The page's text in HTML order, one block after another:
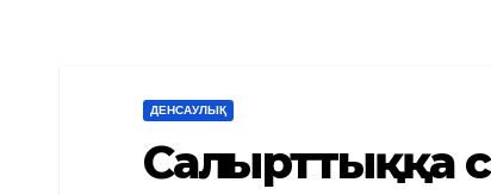
ДЕНСАУЛЫҚ
Салғырттыққа